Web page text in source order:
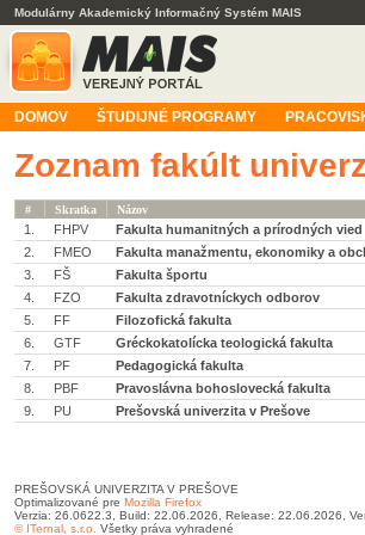
Modulárny Akademický Informačný Systém MAIS
DOMOV ŠTUDIJNÉ PROGRAMY
Zoznam fakúlt
# Skratka Názov
1. FHPV Fakulta humanitných a prírodných vied
2.
FMEO Fakulta manažmentu, ekonomiky a
3.
FŠ Fakulta športu
4.
FZO Fakulta zdravotníckych odborov
5.
FF Filozofická fakulta
6.
GTF Gréckokatolícka teologická fakulta
7.
PF Pedagogická fakulta
8.
PBF Pravoslávna bohoslovecká fakulta
9.
PU Prešovská univerzita v Prešove
PREŠOVSKÁ UNIVERZITA V PREŠOVE
Optimalizované pre Mozilla Firefox
Verzia: 26.0622.3, Build: 22.06.2026, Release: 22.06.2026,
© ITernal, s.r.o. Všetky práva vyhradené